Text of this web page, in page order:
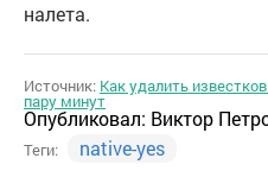
налета.
Источник: Как удалить
пару минут
Опубликовал: Виктор
Теги: native-yes